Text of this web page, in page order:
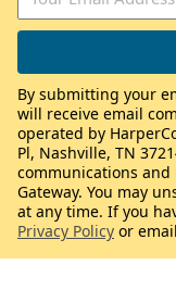
By submitting your
will receive email
operated by
Pl, Nashville, TN
communications
Gateway. You may
at any time. If you
Privacy Policy or